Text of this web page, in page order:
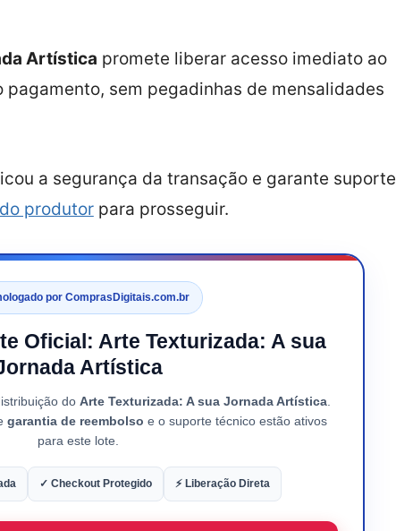
Artística promete liberar acesso imediato ao
sem pegadinhas de mensalidades
a segurança da transação e garante suporte
produtorpara prosseguir.
por ComprasDigitais.com.br
Oficial: Arte Texturizada: A sua
Artística
do Arte Texturizada: A sua Jornada Artística.
garantia de reembolso e o suporte técnico estão ativos
para este lote.
✓ Checkout Protegido ⚡ Liberação Direta